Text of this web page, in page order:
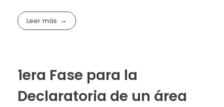
Leer más
1era Fase para la
Declaratoria de un área